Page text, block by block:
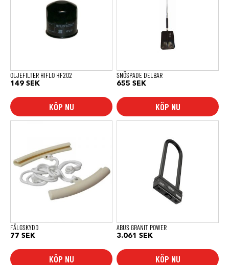
OLJEFILTER HIFLO HF202
149 SEK
KÖP NU
SNÖSPADE DELBAR
655 SEK
KÖP NU
FÄLGSKYDD
77 SEK
KÖP NU
ABUS GRANIT POWER
3.061 SEK
KÖP NU